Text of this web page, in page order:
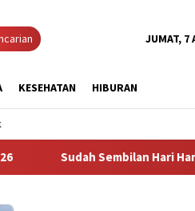
JUMAT, 7
KESEHATAN HIBURAN
Sudah Sembilan Hari Harga